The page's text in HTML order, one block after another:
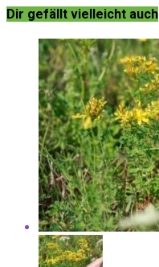
Dir gefällt vielleicht auch